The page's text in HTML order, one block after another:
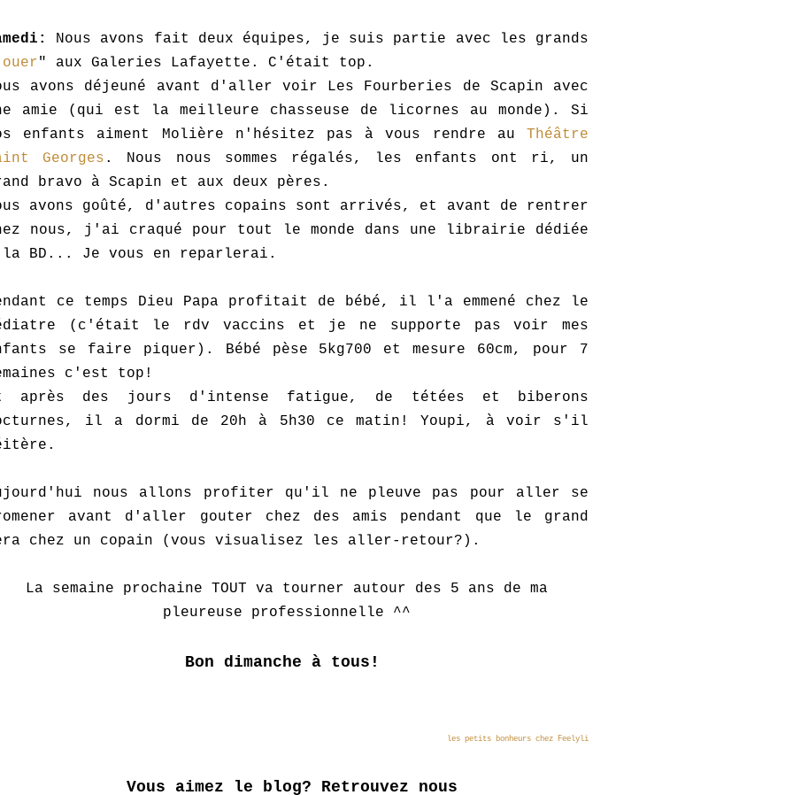
Nous avons fait deux équipes, je suis partie avec les grands
" aux Galeries Lafayette. C'était top.
avons déjeuné avant d'aller voir Les Fourberies de Scapin avec
amie (qui est la meilleure chasseuse de licornes au monde). Si
enfants aiment Molière n'hésitez pas à vous rendre au Théâtre
Georges . Nous nous sommes régalés, les enfants ont ri, un
bravo à Scapin et aux deux pères.
avons goûté, d'autres copains sont arrivés, et avant de rentrer
nous, j'ai craqué pour tout le monde dans une librairie dédiée
la BD... Je vous en reparlerai.
ce temps Dieu Papa profitait de bébé, il l'a emmené chez le
(c'était le rdv vaccins et je ne supporte pas voir mes
se faire piquer). Bébé pèse 5kg700 et mesure 60cm, pour 7
c'est top!
après des jours d'intense fatigue, de tétées et biberons
il a dormi de 20h à 5h30 ce matin! Youpi, à voir s'il
nous allons profiter qu'il ne pleuve pas pour aller se
avant d'aller gouter chez des amis pendant que le grand
chez un copain (vous visualisez les aller-retour?).
La semaine prochaine TOUT va tourner autour des 5 ans de ma
pleureuse professionnelle ^^
Bon dimanche à tous!
les petits bonheurs chez Feelyli
Vous aimez le blog? Retrouvez nous